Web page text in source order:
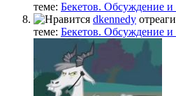
теме: Бекетов. Обсуждение и
dkennedy
теме: Бекетов. Обсуждение и